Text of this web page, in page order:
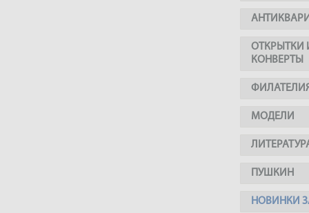
ОТКРЫТКИ
КОНВЕРТЫ
МОДЕЛИ
ПУШКИН
НОВИНКИ